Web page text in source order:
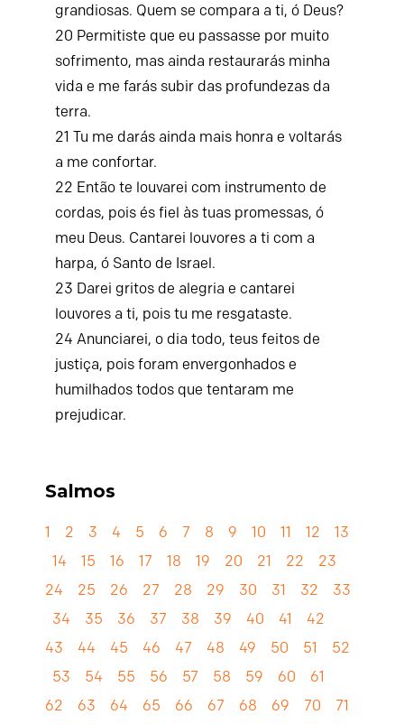
grandiosas. Quem se compara a ti, ó Deus?
20 Permitiste que eu passasse por muito
sofrimento, mas ainda restaurarás minha
vida e me farás subir das profundezas da
terra.
21 Tu me darás ainda mais honra e voltarás
a me confortar.
22 Então te louvarei com instrumento de
cordas, pois és fiel às tuas promessas, ó
meu Deus. Cantarei louvores a ti com a
harpa, ó Santo de Israel.
23 Darei gritos de alegria e cantarei
louvores a ti, pois tu me resgataste.
24 Anunciarei, o dia todo, teus feitos de
justiça, pois foram envergonhados e
humilhados todos que tentaram me
prejudicar.
Salmos
1 2 3 4 5 6 7 8 9 10 11 12
13
14
15 16 17 18 19 20 21 22
23
24
25 26 27 28 29 30 31 32
33
34
35 36 37 38 39 40 41
42
43
44 45 46 47 48 49 50 51
52
53
54 55 56 57 58 59 60
61
62
63 64 65 66 67 68 69 70
71